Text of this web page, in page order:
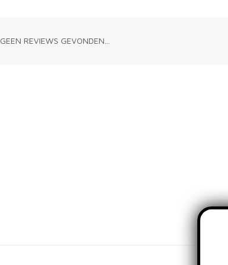
GEEN REVIEWS GEVONDEN...